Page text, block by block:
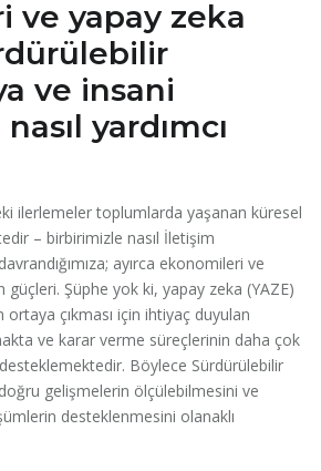
ve yapay zeka
ve insani
yardımcı
ilerlemeler toplumlarda yaşanan küresel
– birbirimizle nasıl İletişim
ayırca ekonomileri ve
güçleri. Şüphe yok ki, yapay zeka (YAZE)
çıkması için ihtiyaç duyulan
ve karar verme süreçlerinin daha çok
desteklemektedir. Böylece Sürdürülebilir
gelişmelerin ölçülebilmesini ve
desteklenmesini olanaklı